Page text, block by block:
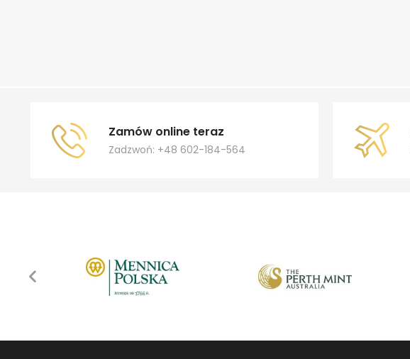
Zamów online teraz
Zadzwoń: +48 602-184-564